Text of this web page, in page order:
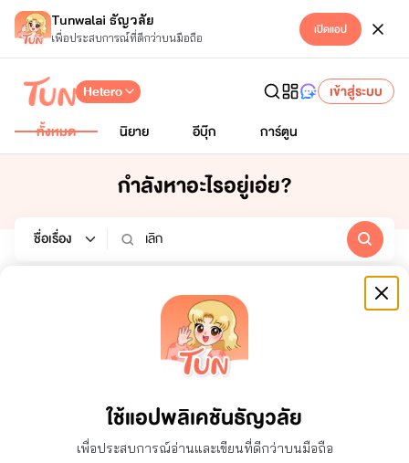
Tunwalai ธัญวลัย
เพื่อประสบการณ์ที่ดีกว่าบนมือถือ เปิดแอป
ใช้แอปพลิเคชันธัญวลัย
เพื่อประสบการณ์อ่านและเขียนที่ดีกว่าบนมือถือ
Hetero
เข้าสู่ระบบ
ทั้งหมด
นิยาย อีบุ๊ก การ์ตูน
กำลังหาอะไรอยู่เอ่ย?
อีบุ๊ก
สถานะจบ
ทั้งหมด
7 วัน